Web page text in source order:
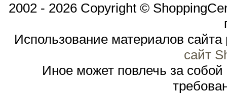
2002 - 2026 Copyright ©
Использование материалов
сайт
Иное может повлечь за